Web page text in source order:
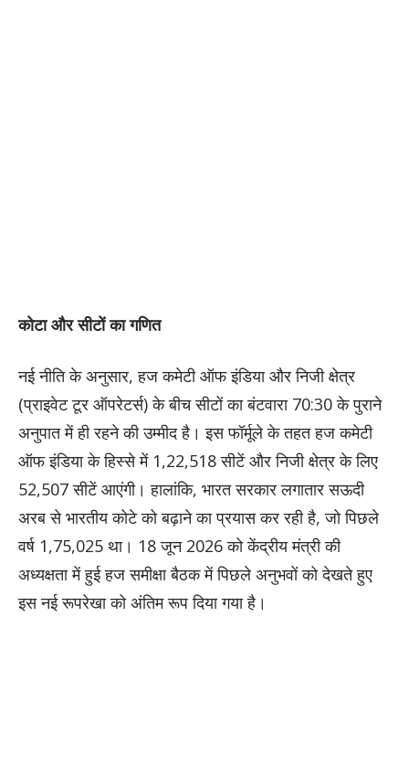
कोटा और सीटों का गणित
नई नीति के अनुसार, हज कमेटी ऑफ इंडिया और निजी क्षेत्र
(प्राइवेट टूर ऑपरेटर्स) के बीच सीटों का बंटवारा 70:30 के पुराने
अनुपात में ही रहने की उम्मीद है। इस फॉर्मूले के तहत हज कमेटी
ऑफ इंडिया के हिस्से में 1,22,518 सीटें और निजी क्षेत्र के लिए
52,507 सीटें आएंगी। हालांकि, भारत सरकार लगातार सऊदी
अरब से भारतीय कोटे को बढ़ाने का प्रयास कर रही है, जो पिछले
वर्ष 1,75,025 था। 18 जून 2026 को केंद्रीय मंत्री की
अध्यक्षता में हुई हज समीक्षा बैठक में पिछले अनुभवों को देखते हुए
इस नई रूपरेखा को अंतिम रूप दिया गया है।